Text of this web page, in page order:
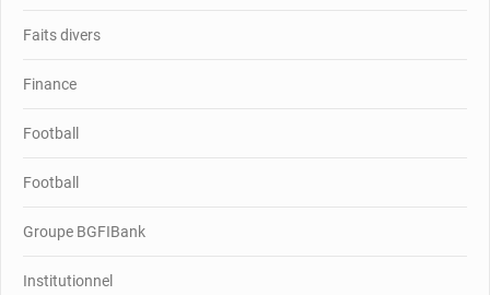
Faits divers
Finance
Football
Football
Groupe BGFIBank
Institutionnel